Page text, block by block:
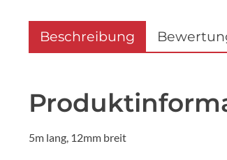
Beschreibung
5m lang, 12mm breit